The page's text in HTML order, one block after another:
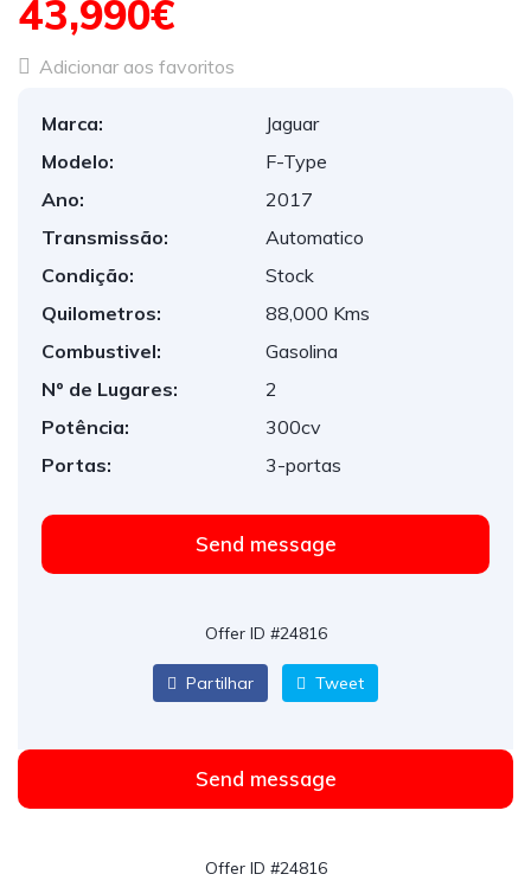
43,990€
Adicionar aos favoritos
Marca:
Jaguar
Modelo:
F-Type
Ano:
2017
Transmissão:
Automatico
Condição:
Stock
Quilometros:
88,000 Kms
Combustivel:
Gasolina
Nº de Lugares:
2
Potência:
300cv
Portas:
3-portas
Send message
Offer ID #24816
Partilhar Tweet
Send message
Offer ID #24816